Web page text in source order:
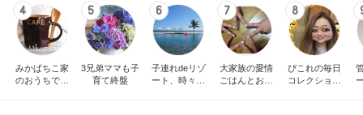
4
みかぱちこ家
のおうちでご
5
3兄弟ママも子
育て終盤
6
子連れdeリゾ
ート、時々キ
7
大家族の愛情
ごはんとお弁
8
ぴこれの毎日
コレクション